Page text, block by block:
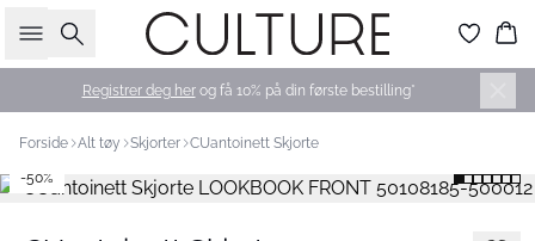
Søk
Registrer deg herog få 10% på din første bestilling*
Forside Alt tøy Skjorter CUantoinett Skjorte
-50%